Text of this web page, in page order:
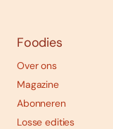
Foodies
Over ons
Magazine
Abonneren
Losse edities